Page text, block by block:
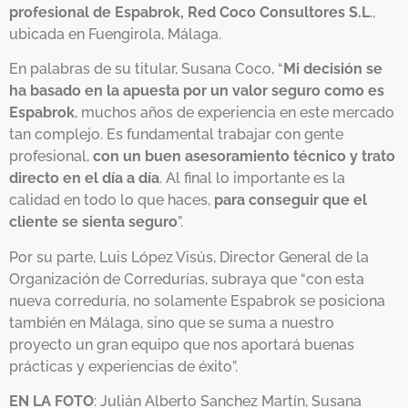
profesional de Espabrok, Red Coco Consultores S.L.,
ubicada en Fuengirola, Málaga.
En palabras de su titular, Susana Coco, “ Mi decisión se
ha basado en la apuesta por un valor seguro como es
Espabrok, muchos años de experiencia en este mercado
tan complejo. Es fundamental trabajar con gente
profesional, con un buen asesoramiento técnico y trato
directo en el día a día. Al final lo importante es la
calidad en todo lo que haces, para conseguir que el
cliente se sienta seguro”.
Por su parte, Luis López Visús, Director General de la
Organización de Corredurías, subraya que “con esta
nueva correduría, no solamente Espabrok se posiciona
también en Málaga, sino que se suma a nuestro
proyecto un gran equipo que nos aportará buenas
prácticas y experiencias de éxito”.
EN LA FOTO: Julián Alberto Sanchez Martín, Susana